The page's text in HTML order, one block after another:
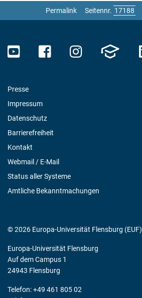
Permalink Seitennr.
Presse
Impressum
Datenschutz
Barrierefreiheit
Kontakt
Webmail / E-Mail
Status aller Systeme
Amtliche Bekanntmachungen
© 2026 Europa-Universität Flensburg (EUF)
Europa-Universität Flensburg
Auf dem Campus 1
24943 Flensburg
Telefon: +49 461 805 02